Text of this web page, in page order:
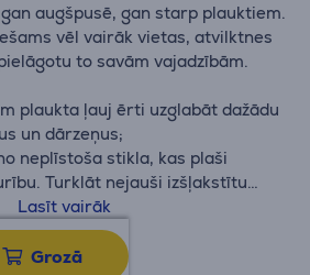
augšpusē, gan starp plauktiem.
vēl vairāk vietas, atvilktnes
to savām vajadzībām.
plaukta ļauj ērti uzglabāt dažādu
un dārzeņus;
neplīstoša stikla, kas plaši
Turklāt nejauši izšļakstītu
ar mitru drānu;
virzienu;
820 mm.
Lasīt vairāk
Grozā